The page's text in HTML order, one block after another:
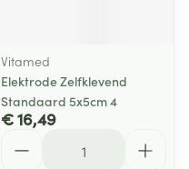
Vitamed
Elektrode Zelfklevend
Standaard 5x5cm 4
€ 16,49